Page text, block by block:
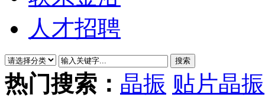
人才招聘
热门搜索： 晶振 贴片晶振